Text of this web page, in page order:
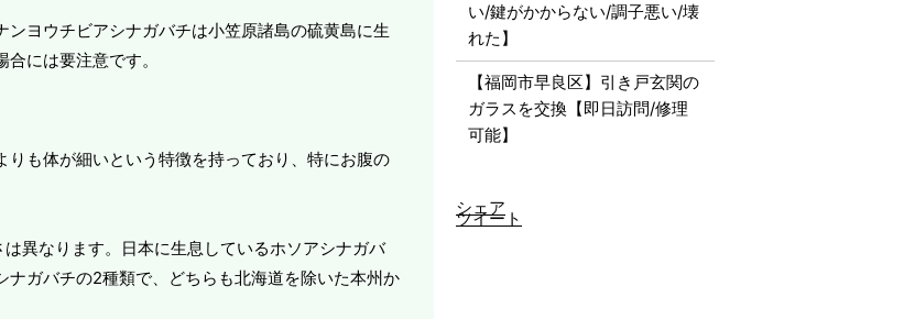
ヨウチビアシナガバチは小笠原諸島の硫黄島に生
には要注意です。
も体が細いという特徴を持っており、特にお腹の
異なります。日本に生息しているホソアシナガバ
ガバチの2種類で、どちらも北海道を除いた本州か
い/鍵がかからない/調子悪い/壊
れた】
【福岡市早良区】引き戸玄関の
ガラスを交換【即日訪問/修理
可能】
シェア
ツイート